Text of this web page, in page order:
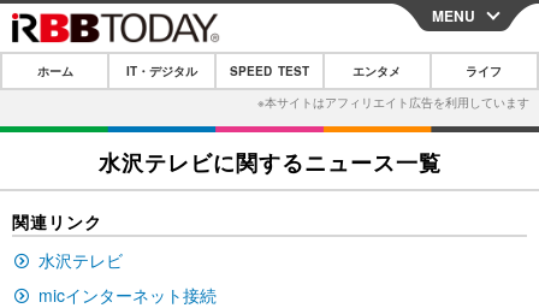
CLOSE
ホーム
IT・デジタル
IT・デジタルTOP スマートフォン
ショッピング
エンタメ
エンタメTOP
ライフ
MENU
ホーム IT・デジタル SPEED TEST エンタメ ライフ
水沢テレビに関するニュース一覧
関連リンク
水沢テレビ
micインターネット接続